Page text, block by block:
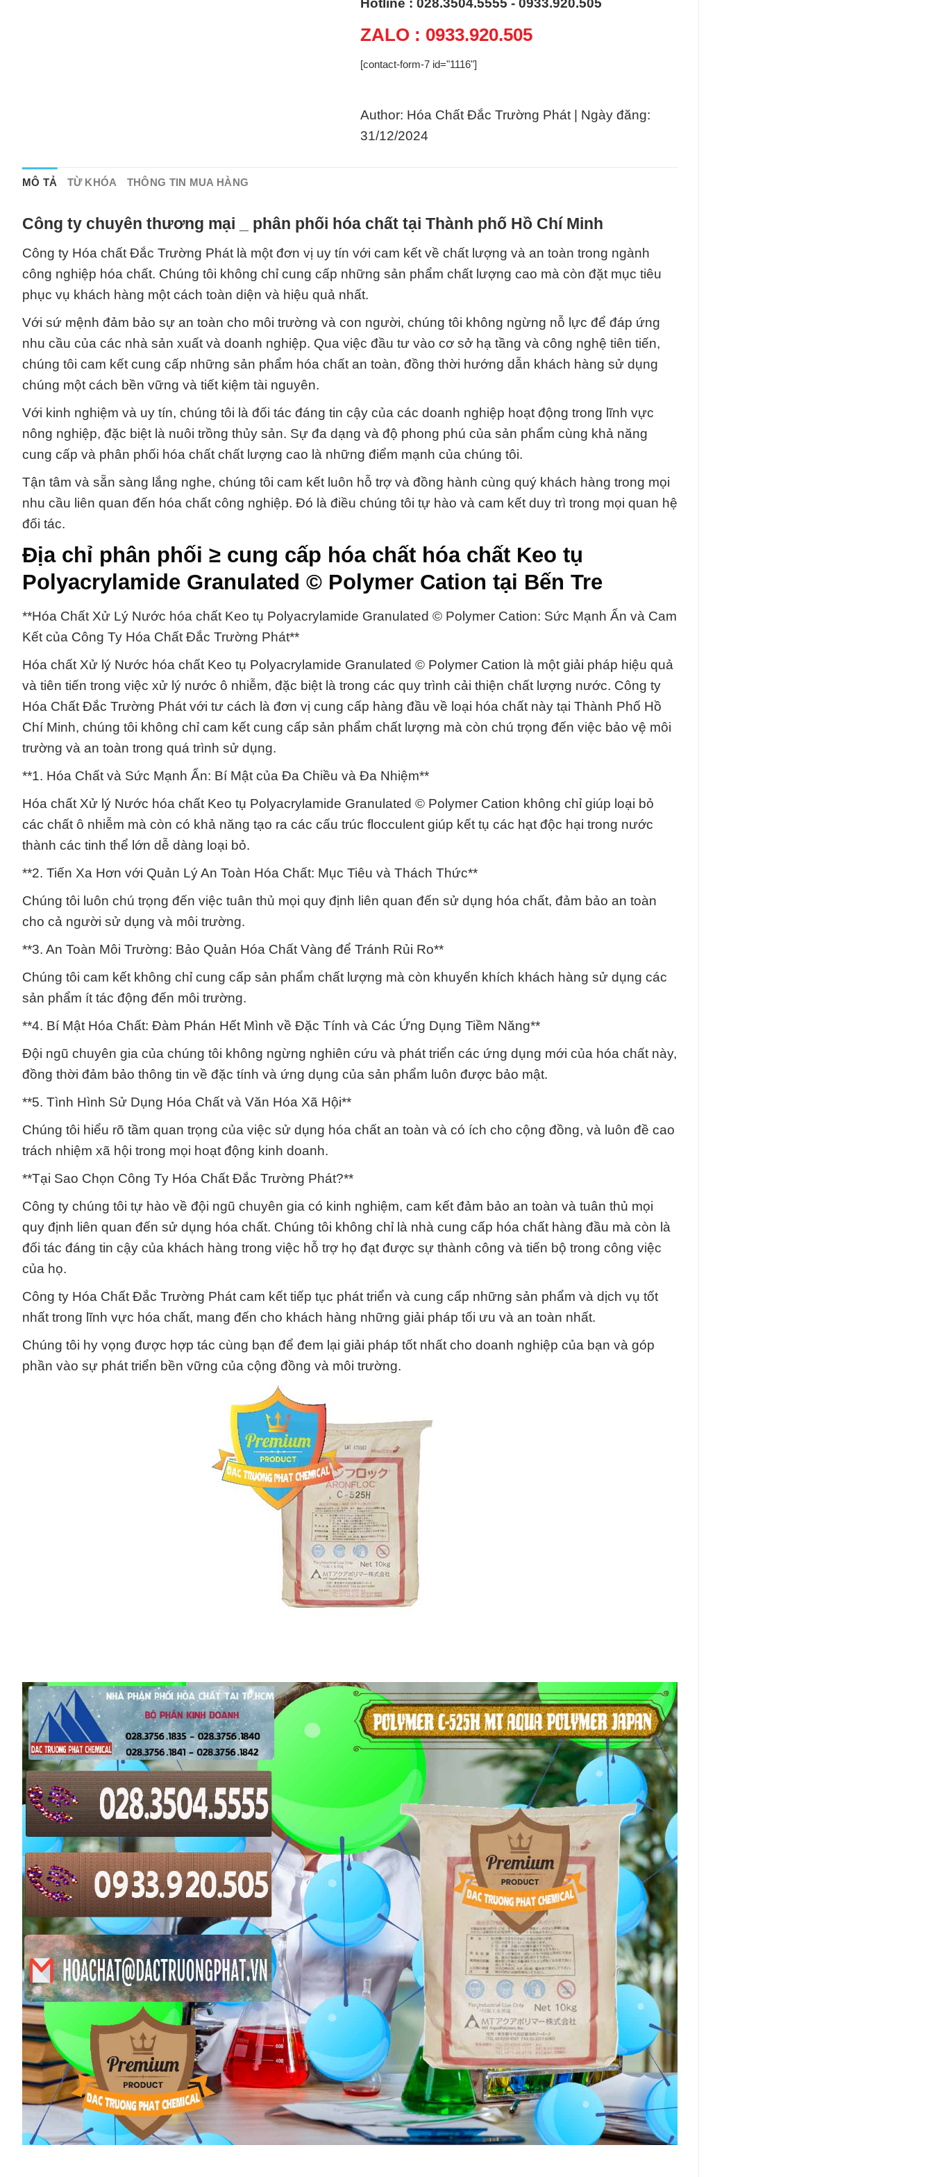
Hotline : 028.3504.5555 - 0933.920.505
ZALO : 0933.920.505
[contact-form-7 id="1116"]
Author: Hóa Chất Đắc Trường Phát | Ngày đăng:
31/12/2024
MÔ TẢ TỪ KHÓA THÔNG TIN MUA HÀNG
Công ty chuyên thương mại _ phân phối hóa chất tại Thành phố Hồ Chí Minh
Công ty Hóa chất Đắc Trường Phát là một đơn vị uy tín với cam kết về chất lượng và an toàn trong ngành
công nghiệp hóa chất. Chúng tôi không chỉ cung cấp những sản phẩm chất lượng cao mà còn đặt mục tiêu
phục vụ khách hàng một cách toàn diện và hiệu quả nhất.
Với sứ mệnh đảm bảo sự an toàn cho môi trường và con người, chúng tôi không ngừng nỗ lực để đáp ứng
nhu cầu của các nhà sản xuất và doanh nghiệp. Qua việc đầu tư vào cơ sở hạ tầng và công nghệ tiên tiến,
chúng tôi cam kết cung cấp những sản phẩm hóa chất an toàn, đồng thời hướng dẫn khách hàng sử dụng
chúng một cách bền vững và tiết kiệm tài nguyên.
Với kinh nghiệm và uy tín, chúng tôi là đối tác đáng tin cậy của các doanh nghiệp hoạt động trong lĩnh vực
nông nghiệp, đặc biệt là nuôi trồng thủy sản. Sự đa dạng và độ phong phú của sản phẩm cùng khả năng
cung cấp và phân phối hóa chất chất lượng cao là những điểm mạnh của chúng tôi.
Tận tâm và sẵn sàng lắng nghe, chúng tôi cam kết luôn hỗ trợ và đồng hành cùng quý khách hàng trong mọi
nhu cầu liên quan đến hóa chất công nghiệp. Đó là điều chúng tôi tự hào và cam kết duy trì trong mọi quan hệ
đối tác.
Địa chỉ phân phối ≥ cung cấp hóa chất hóa chất Keo tụ
Polyacrylamide Granulated © Polymer Cation tại Bến Tre
**Hóa Chất Xử Lý Nước hóa chất Keo tụ Polyacrylamide Granulated © Polymer Cation: Sức Mạnh Ẩn và Cam
Kết của Công Ty Hóa Chất Đắc Trường Phát**
Hóa chất Xử lý Nước hóa chất Keo tụ Polyacrylamide Granulated © Polymer Cation là một giải pháp hiệu quả
và tiên tiến trong việc xử lý nước ô nhiễm, đặc biệt là trong các quy trình cải thiện chất lượng nước. Công ty
Hóa Chất Đắc Trường Phát với tư cách là đơn vị cung cấp hàng đầu về loại hóa chất này tại Thành Phố Hồ
Chí Minh, chúng tôi không chỉ cam kết cung cấp sản phẩm chất lượng mà còn chú trọng đến việc bảo vệ môi
trường và an toàn trong quá trình sử dụng.
**1. Hóa Chất và Sức Mạnh Ẩn: Bí Mật của Đa Chiều và Đa Nhiệm**
Hóa chất Xử lý Nước hóa chất Keo tụ Polyacrylamide Granulated © Polymer Cation không chỉ giúp loại bỏ
các chất ô nhiễm mà còn có khả năng tạo ra các cấu trúc flocculent giúp kết tụ các hạt độc hại trong nước
thành các tinh thể lớn dễ dàng loại bỏ.
**2. Tiến Xa Hơn với Quản Lý An Toàn Hóa Chất: Mục Tiêu và Thách Thức**
Chúng tôi luôn chú trọng đến việc tuân thủ mọi quy định liên quan đến sử dụng hóa chất, đảm bảo an toàn
cho cả người sử dụng và môi trường.
**3. An Toàn Môi Trường: Bảo Quản Hóa Chất Vàng để Tránh Rủi Ro**
Chúng tôi cam kết không chỉ cung cấp sản phẩm chất lượng mà còn khuyến khích khách hàng sử dụng các
sản phẩm ít tác động đến môi trường.
**4. Bí Mật Hóa Chất: Đàm Phán Hết Mình về Đặc Tính và Các Ứng Dụng Tiềm Năng**
Đội ngũ chuyên gia của chúng tôi không ngừng nghiên cứu và phát triển các ứng dụng mới của hóa chất này,
đồng thời đảm bảo thông tin về đặc tính và ứng dụng của sản phẩm luôn được bảo mật.
**5. Tình Hình Sử Dụng Hóa Chất và Văn Hóa Xã Hội**
Chúng tôi hiểu rõ tầm quan trọng của việc sử dụng hóa chất an toàn và có ích cho cộng đồng, và luôn đề cao
trách nhiệm xã hội trong mọi hoạt động kinh doanh.
**Tại Sao Chọn Công Ty Hóa Chất Đắc Trường Phát?**
Công ty chúng tôi tự hào về đội ngũ chuyên gia có kinh nghiệm, cam kết đảm bảo an toàn và tuân thủ mọi
quy định liên quan đến sử dụng hóa chất. Chúng tôi không chỉ là nhà cung cấp hóa chất hàng đầu mà còn là
đối tác đáng tin cậy của khách hàng trong việc hỗ trợ họ đạt được sự thành công và tiến bộ trong công việc
của họ.
Công ty Hóa Chất Đắc Trường Phát cam kết tiếp tục phát triển và cung cấp những sản phẩm và dịch vụ tốt
nhất trong lĩnh vực hóa chất, mang đến cho khách hàng những giải pháp tối ưu và an toàn nhất.
Chúng tôi hy vọng được hợp tác cùng bạn để đem lại giải pháp tốt nhất cho doanh nghiệp của bạn và góp
phần vào sự phát triển bền vững của cộng đồng và môi trường.